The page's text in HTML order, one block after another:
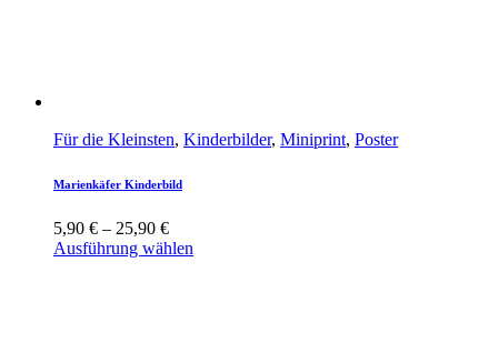
Für die Kleinsten, Kinderbilder, Miniprint, Poster
Marienkäfer Kinderbild
5,90 € – 25,90 €
Ausführung wählen